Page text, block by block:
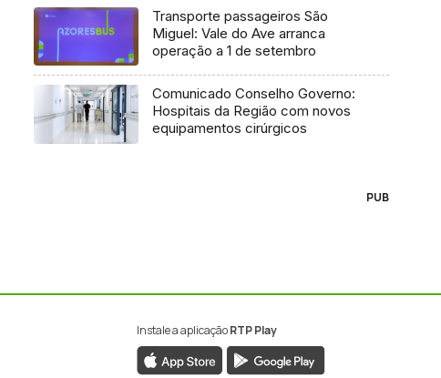
Transporte passageiros São
Miguel: Vale do Ave arranca
operação a 1 de setembro
Comunicado Conselho Governo:
Hospitais da Região com novos
equipamentos cirúrgicos
PUB
Instale a aplicaçãoRTP Play